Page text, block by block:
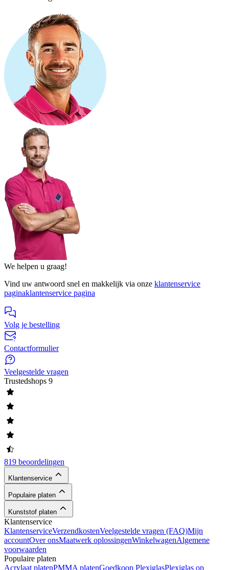
We helpen u graag!
Vind uw antwoord snel en makkelijk via onze klantenservice
paginaklantenservice pagina
Volg je bestelling
Contactformulier
Veelgestelde vragen
Trustedshops 9
819 beoordelingen
Klantenservice
Populaire platen
Kunststof platen
Klantenservice
KlantenserviceVerzendkostenVeelgestelde vragen (FAQ)Mijn
accountOver onsMaatwerk oplossingenWinkelwagenAlgemene
voorwaarden
Populaire platen
Acrylaat platenPMMA platenGoedkoop PlexiglasPlexiglas op